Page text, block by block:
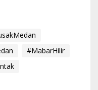
#MabarHilir